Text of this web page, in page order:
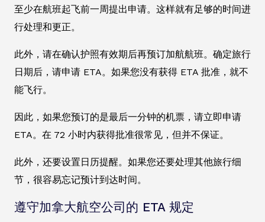
至少在航班起飞前一周提出申请。这样就有足够的时间进
行处理和更正。
此外，请在确认护照有效期后再预订加航航班。确定旅行
日期后，请申请 ETA。如果您没有获得 ETA 批准，就不
能飞行。
因此，如果您预订的是最后一分钟的机票，请立即申请
ETA。在 72 小时内获得批准很常见，但并不保证。
此外，还要设置日历提醒。如果您还要处理其他旅行细
节，很容易忘记预计到达时间。
遵守加拿大航空公司的 ETA 规定